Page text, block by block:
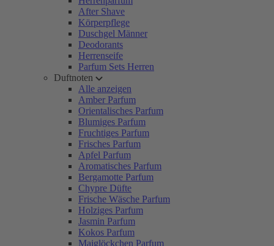
After Shave
Körperpflege
Duschgel Männer
Deodorants
Herrenseife
Parfum Sets Herren
Duftnoten
Alle anzeigen
Amber Parfum
Orientalisches Parfum
Blumiges Parfum
Fruchtiges Parfum
Frisches Parfum
Apfel Parfum
Aromatisches Parfum
Bergamotte Parfum
Chypre Düfte
Frische Wäsche Parfum
Holziges Parfum
Jasmin Parfum
Kokos Parfum
Maiglöckchen Parfum